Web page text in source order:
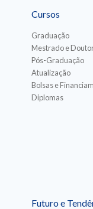
Cursos
Graduação
Mestrado e
Pós-Graduação
Atualização
Bolsas e
Diplomas
Futuro e